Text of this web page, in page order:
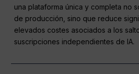
una plataforma única y completa no
de producción, sino que reduce
elevados costes asociados a los
suscripciones independientes de IA.